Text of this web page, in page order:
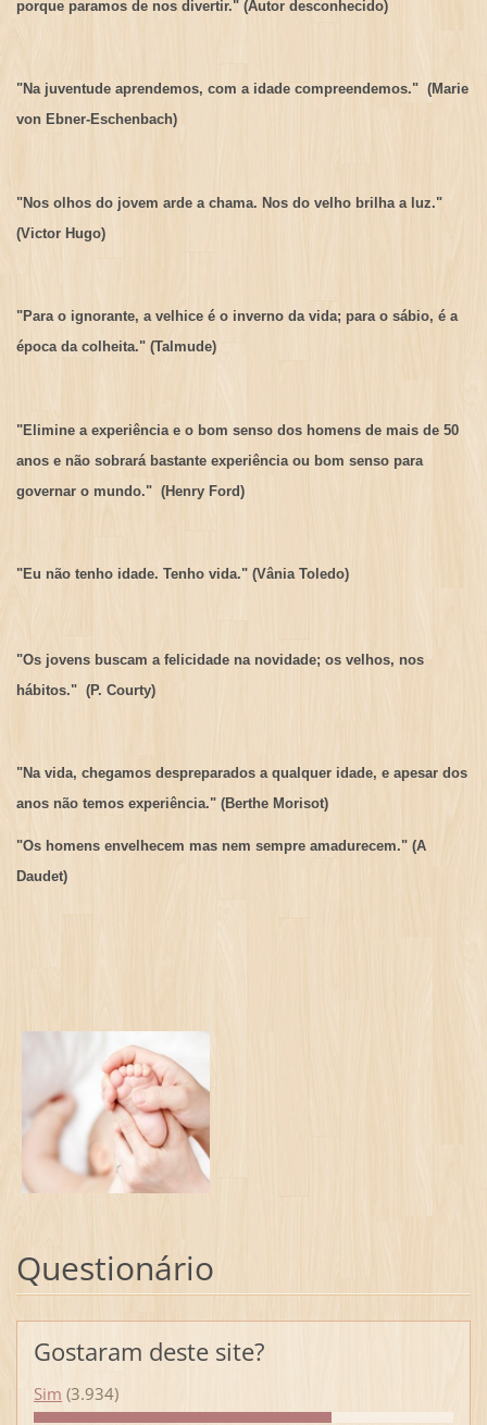
porque paramos de nos divertir." (Autor desconhecido)
"Na juventude aprendemos, com a idade compreendemos." (Marie
von Ebner-Eschenbach)
"Nos olhos do jovem arde a chama. Nos do velho brilha a luz."
(Victor Hugo)
"Para o ignorante, a velhice é o inverno da vida; para o sábio, é a
época da colheita." (Talmude)
"Elimine a experiência e o bom senso dos homens de mais de 50
anos e não sobrará bastante experiência ou bom senso para
governar o mundo." (Henry Ford)
"Eu não tenho idade. Tenho vida." (Vânia Toledo)
"Os jovens buscam a felicidade na novidade; os velhos, nos
hábitos." (P. Courty)
"Na vida, chegamos despreparados a qualquer idade, e apesar dos
anos não temos experiência." (Berthe Morisot)
"Os homens envelhecem mas nem sempre amadurecem." (A
Daudet)
Questionário
Gostaram deste site?
Sim (3.934)